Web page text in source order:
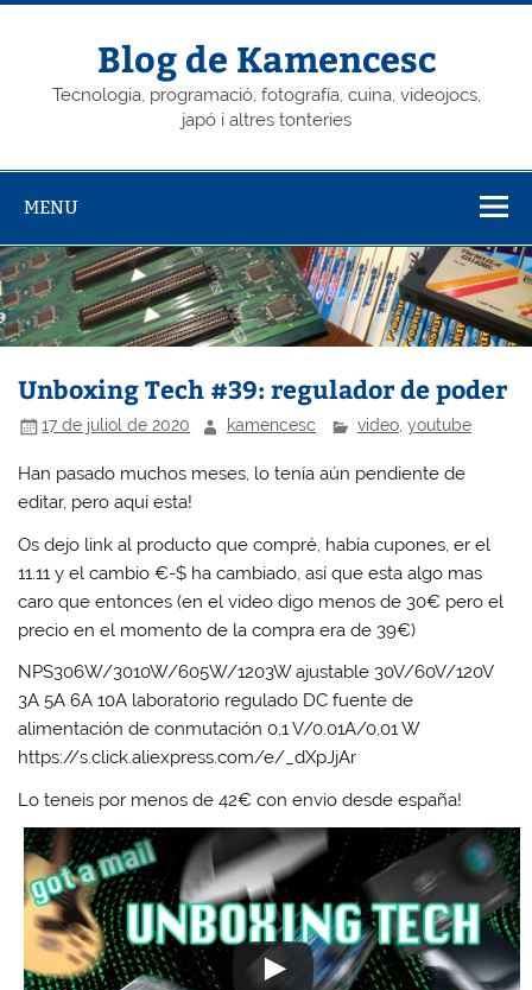
Skip
Blog de Kamencesc
Tecnologia, programació, fotografía, cuina, videojocs,
japó i altres tonteries
MENU
Unboxing Tech #39: regulador de poder
17 de juliol de 2020 kamencesc video, youtube
Han pasado muchos meses, lo tenía aún pendiente de
editar, pero aquí esta!
Os dejo link al producto que compré, había cupones, er el
11.11 y el cambio €-$ ha cambiado, así que esta algo mas
caro que entonces (en el video digo menos de 30€ pero el
precio en el momento de la compra era de 39€)
NPS306W/3010W/605W/1203W ajustable 30V/60V/120V
3A 5A 6A 10A laboratorio regulado DC fuente de
alimentación de conmutación 0,1 V/0.01A/0,01 W
https://s.click.aliexpress.com/e/_dXpJjAr
Lo teneis por menos de 42€ con envio desde españa!